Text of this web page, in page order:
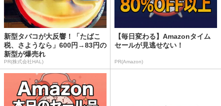
新型タバコが大反響！「たばこ
税、さようなら」600円→83円の
新型が爆売れ
PR(株式会社HAL)
【毎日変わる】Amazonタイム
セールが見逃せない！
PR(Amazon)